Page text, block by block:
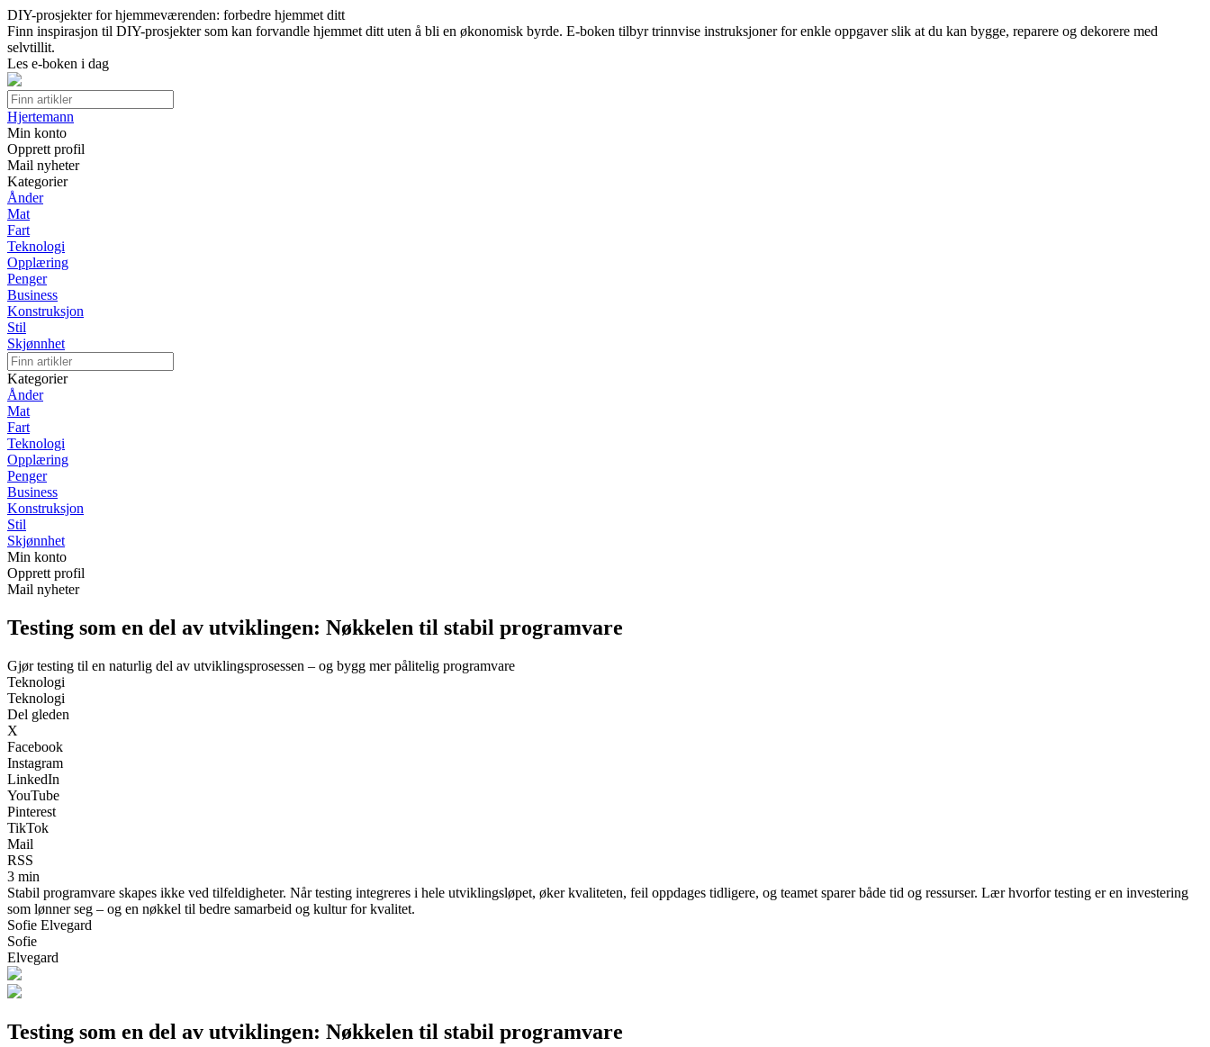
DIY-prosjekter for hjemmeværenden: forbedre hjemmet ditt
Finn inspirasjon til DIY-prosjekter som kan forvandle hjemmet ditt uten å bli en økonomisk byrde. E-boken tilbyr trinnvise instruksjoner for enkle oppgaver slik at du kan bygge, reparere og dekorere med
selvtillit.
Les e-boken i dag
Hjertemann
Min konto
Opprett profil
Mail nyheter
Kategorier
Ånder
Mat
Fart
Teknologi
Opplæring
Penger
Business
Konstruksjon
Stil
Skjønnhet
Kategorier
Ånder
Mat
Fart
Teknologi
Opplæring
Penger
Business
Konstruksjon
Stil
Skjønnhet
Min konto
Opprett profil
Mail nyheter
Testing som en del av utviklingen: Nøkkelen til stabil programvare
Gjør testing til en naturlig del av utviklingsprosessen – og bygg mer pålitelig programvare
Teknologi
Teknologi
Del gleden
X
Facebook
Instagram
LinkedIn
YouTube
Pinterest
TikTok
Mail
RSS
3 min
Stabil programvare skapes ikke ved tilfeldigheter. Når testing integreres i hele utviklingsløpet, øker kvaliteten, feil oppdages tidligere, og teamet sparer både tid og ressurser. Lær hvorfor testing er en investering
som lønner seg – og en nøkkel til bedre samarbeid og kultur for kvalitet.
Sofie Elvegard
Sofie
Elvegard
Testing som en del av utviklingen: Nøkkelen til stabil programvare